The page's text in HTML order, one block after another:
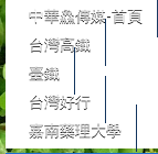
中華鱻傳媒-首頁
台灣高鐵
臺鐵
台灣好行
嘉南藥理大學